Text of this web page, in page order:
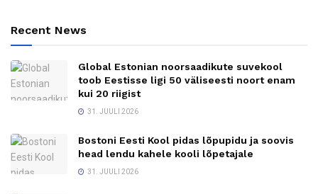
Recent News
Global Estonian noorsaadikute suvekool
toob Eestisse ligi 50 väliseesti noort enam
kui 20 riigist
31. JUULI 2026
Bostoni Eesti Kool pidas lõpupidu ja soovis
head lendu kahele kooli lõpetajale
31. JUULI 2026